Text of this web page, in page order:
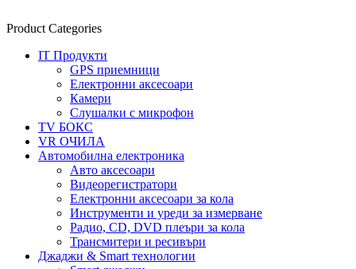
Product Categories
IT Продукти
GPS приемници
Електронни аксесоари
Камери
Слушалки с микрофон
TV БОКС
VR ОЧИЛА
Автомобилна електроника
Авто аксесоари
Видеорегистратори
Електронни аксесоари за кола
Инструменти и уреди за измерване
Радио, CD, DVD плеъри за кола
Трансмитери и ресивъри
Джаджи & Smart технологии